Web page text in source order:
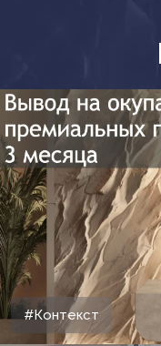
#Контекст